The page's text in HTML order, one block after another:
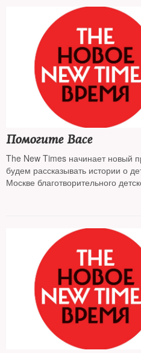
Помогите Васе
The New Times начинает новый
будем рассказывать истории о
Москве благотворительного